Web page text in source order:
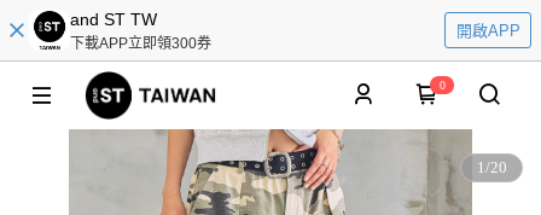
and ST TW
下載APP立即領300券
開啟APP
0
1/20